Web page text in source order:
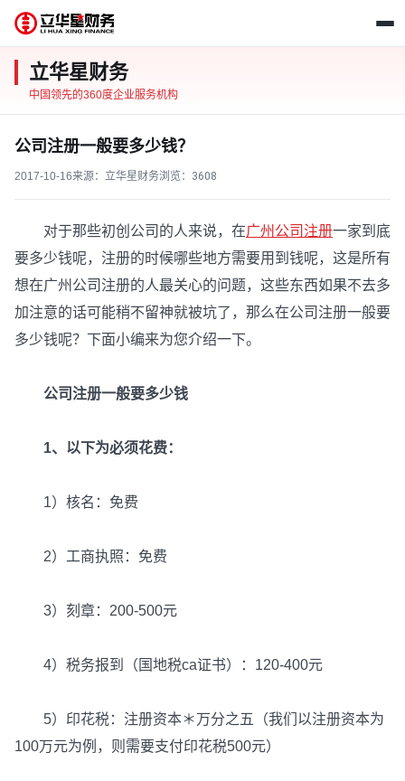
立华星财务
中国领先的360度企业服务机构
公司注册一般要多少钱？
2017-10-16来源：立华星财务浏览： 3608
对于那些初创公司的人来说，在广州公司注册一家到底
要多少钱呢，注册的时候哪些地方需要用到钱呢，这是所有
想在广州公司注册的人最关心的问题，这些东西如果不去多
加注意的话可能稍不留神就被坑了，那么在公司注册一般要
多少钱呢？下面小编来为您介绍一下。
公司注册一般要多少钱
1、以下为必须花费：
1）核名：免费
2）工商执照：免费
3）刻章：200-500元
4）税务报到（国地税ca证书）：120-400元
5）印花税：注册资本＊万分之五（我们以注册资本为
100万元为例，则需要支付印花税500元）